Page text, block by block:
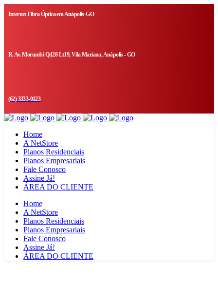
Internet Fibra Óptica em Anápolis-GO
R. Av. Morumbi Qd28 Lt19, Vila Mariana, Anápolis - GO
(62) 3333-0123
Home
A NetStore
Planos Residenciais
Planos Empresariais
Fale Conosco
Assine Já!
ÁREA DO CLIENTE
Home
A NetStore
Planos Residenciais
Planos Empresariais
Fale Conosco
Assine Já!
ÁREA DO CLIENTE